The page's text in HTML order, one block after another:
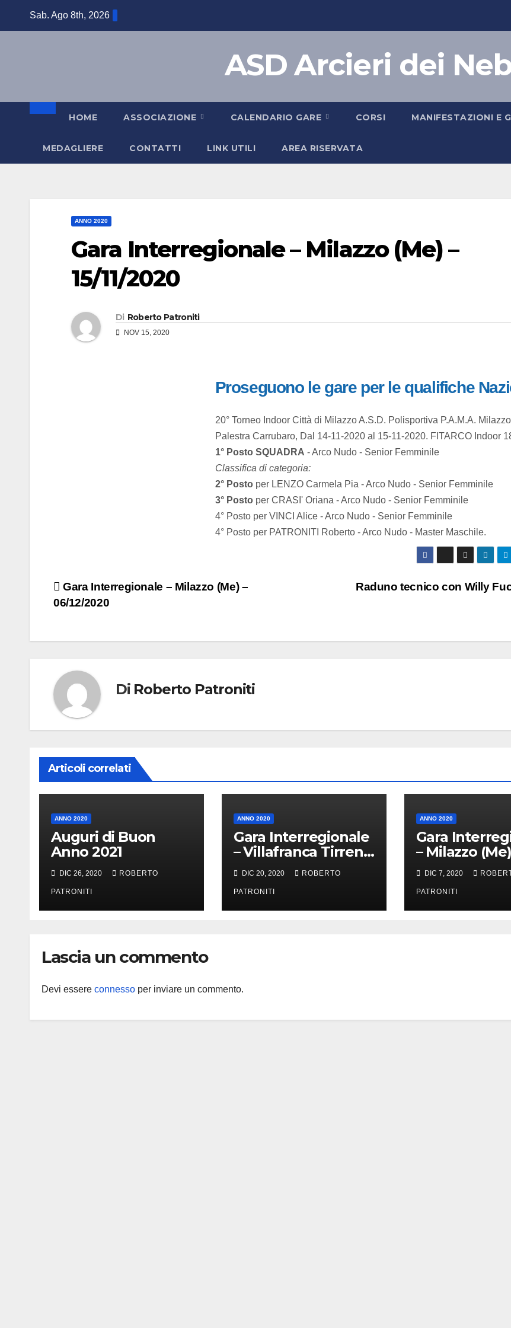
Sab. Ago 8th, 2026
ASD Arcieri dei
HOME ASSOCIAZIONE CALENDARIO GARE CORSI MANIFESTAZIONI E
MEDAGLIERE CONTATTI LINK UTILI AREA RISERVATA
ANNO 2020
Gara Interregionale – Milazzo (Me) –
15/11/2020
Di Roberto Patroniti
NOV 15, 2020
Proseguono le gare per le qualifiche
20° Torneo Indoor Città di Milazzo A.S.D. Polisportiva P.A.M.A.
Palestra Carrubaro, Dal 14-11-2020 al 15-11-2020. FITARCO Indoor
1° Posto SQUADRA - Arco Nudo - Senior Femminile
Classifica di categoria:
2° Postoper LENZO Carmela Pia - Arco Nudo - Senior Femminile
3° Postoper CRASI' Oriana - Arco Nudo - Senior Femminile
4° Posto per VINCI Alice - Arco Nudo - Senior Femminile
4° Posto per PATRONITI Roberto - Arco Nudo - Master Maschile.
Raduno tecnico con Willy
Gara Interregionale – Milazzo (Me) –
06/12/2020
Di Roberto Patroniti
Articoli correlati
ANNO 2020
Auguri di Buon
Anno 2021
DIC 26, 2020 ROBERTO
PATRONITI
ANNO 2020
Gara Interregionale
– Villafranca Tirrena
(Me) – 20/12/2020
DIC 20, 2020 ROBERTO
PATRONITI
ANNO 2020
Gara
– Milazzo
06/12/2020
DIC 7, 2020
PATRONITI
Lascia un commento
Devi essere connesso per inviare un commento.